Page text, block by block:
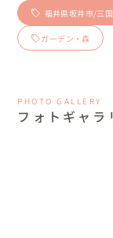
福井県坂井市/三
ガーデン・森
PHOTO GALLERY
フォトギャラ